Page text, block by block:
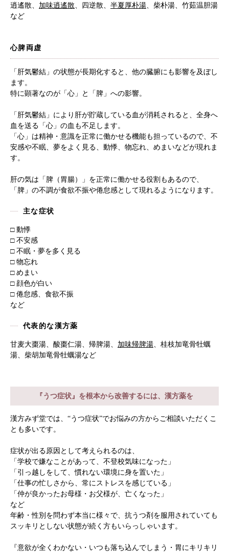
逍遙散、 加味逍遙散、四逆散、 半夏厚朴湯、柴朴湯、竹茹温胆湯
など
心脾両虚
「肝気鬱結」の状態が長期化すると、他の臓腑にも影響を及ぼし
ます。
特に顕著なのが「心」と「脾」への影響。
「肝気鬱結」により肝が貯蔵している血が消耗されると、全身へ
血を送る「心」の血も不足します。
「心」は精神・意識を正常に働かせる機能も担っているので、不
安感や不眠、夢をよく見る、動悸、物忘れ、めまいなどが現れま
す。
肝の気は「脾（胃腸）」を正常に働かせる役割もあるので、
「脾」の不調が食欲不振や倦怠感として現れるようになります。
主な症状
□ 動悸
□ 不安感
□ 不眠・夢を多く見る
□ 物忘れ
□ めまい
□ 顔色が白い
□ 倦怠感、食欲不振
など
代表的な漢方薬
甘麦大棗湯、酸棗仁湯、帰脾湯、 加味帰脾湯、桂枝加竜骨牡蠣
湯、柴胡加竜骨牡蠣湯など
『うつ症状』を根本から改善するには、漢方薬を
漢方みず堂では、“うつ症状”でお悩みの方からご相談いただくこ
とも多いです。
症状が出る原因として考えられるのは、
「学校で嫌なことがあって、不登校気味になった」
「引っ越しをして、慣れない環境に身を置いた」
「仕事の忙しさから、常にストレスを感じている」
「仲が良かったお母様・お父様が、亡くなった」
など
年齢・性別を問わず本当に様々で、抗うつ剤を服用されていても
スッキリとしない状態が続く方もいらっしゃいます。
『意欲が全くわかない・いつも落ち込んでしまう・胃にキリキリ